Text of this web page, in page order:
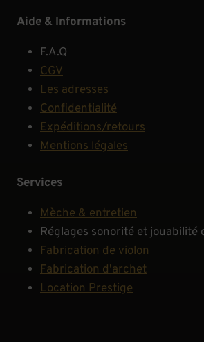
Aide & Informations
F.A.Q
CGV
Les adresses
Confidentialité
Expéditions/retours
Mentions légales
Services
Mèche & entretien
Réglages sonorité et jouabilité
Fabrication de violon
Fabrication d'archet
Location Prestige